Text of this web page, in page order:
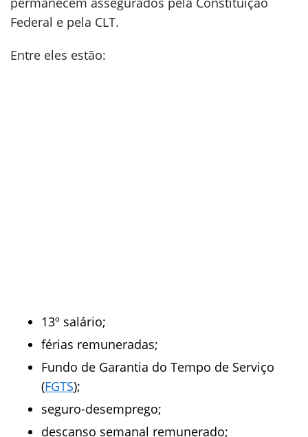
Federal e pela CLT.
Entre eles estão:
13º salário;
férias remuneradas;
Fundo de Garantia do Tempo de Serviço
(FGTS);
seguro-desemprego;
descanso semanal remunerado;